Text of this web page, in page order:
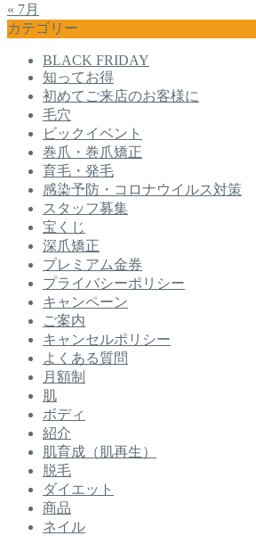
« 7月
カテゴリー
BLACK FRIDAY
知ってお得
初めてご来店のお客様に
毛穴
ビックイベント
巻爪・巻爪矯正
育毛・発毛
感染予防・コロナウイルス対策
スタッフ募集
宝くじ
深爪矯正
プレミアム金券
プライバシーポリシー
キャンペーン
ご案内
キャンセルポリシー
よくある質問
月額制
肌
ボディ
紹介
肌育成（肌再生）
脱毛
ダイエット
商品
ネイル